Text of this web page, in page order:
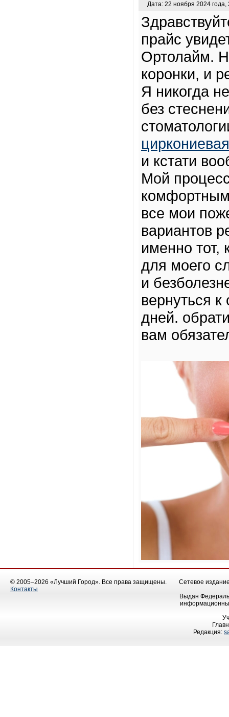
Дата: 22 ноября 2024 года,
прайс
Ортолайм.
коронки, и
Я никогда
без
и кстати
Мой
все мои
вариантов
именно тот,
для моего
и
вернуться
дней.
вам
© 2005–2026 «Лучший Город». Все права защищены.
Контакты
Сетевое
Выдан
Редакция: